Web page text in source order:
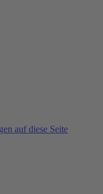
auf diese Seite